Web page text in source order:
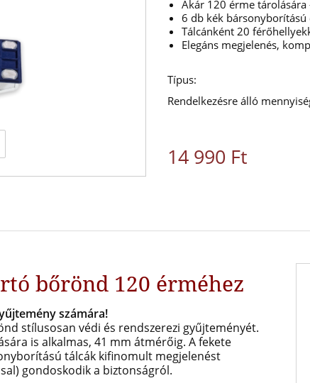
Akár 120 érme tárolására
6 db kék
Tálcánként 20
Elegáns megjelenés,
Típus:
Rendelkezésre álló
14 990 Ft
bőrönd 120 érméhez
számára!
stílusosan védi és rendszerezi gyűjteményét.
is alkalmas, 41 mm átmérőig. A fekete
tálcák kifinomult megjelenést
gondoskodik a biztonságról.